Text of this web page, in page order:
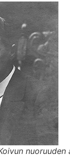
nuoruuden